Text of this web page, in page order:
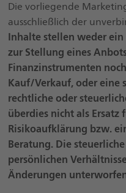
Die vorliegende
ausschließlich der
Inhalte stellen weder
zur Stellung eines
Finanzinstrumenten
Kauf/Verkauf, oder eine
rechtliche oder
überdies nicht als Ersatz
Risikoaufklärung bzw.
Beratung. Die
persönlichen
Änderungen